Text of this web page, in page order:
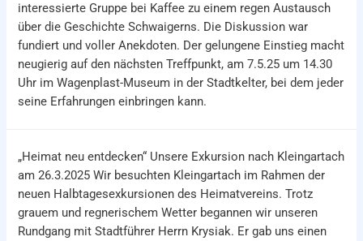
interessierte Gruppe bei Kaffee zu einem regen Austausch
über die Geschichte Schwaigerns. Die Diskussion war
fundiert und voller Anekdoten. Der gelungene Einstieg macht
neugierig auf den nächsten Treffpunkt, am 7.5.25 um 14.30
Uhr im Wagenplast-Museum in der Stadtkelter, bei dem jeder
seine Erfahrungen einbringen kann.
„Heimat neu entdecken“ Unsere Exkursion nach Kleingartach
am 26.3.2025 Wir besuchten Kleingartach im Rahmen der
neuen Halbtagesexkursionen des Heimatvereins. Trotz
grauem und regnerischem Wetter begannen wir unseren
Rundgang mit Stadtführer Herrn Krysiak. Er gab uns einen